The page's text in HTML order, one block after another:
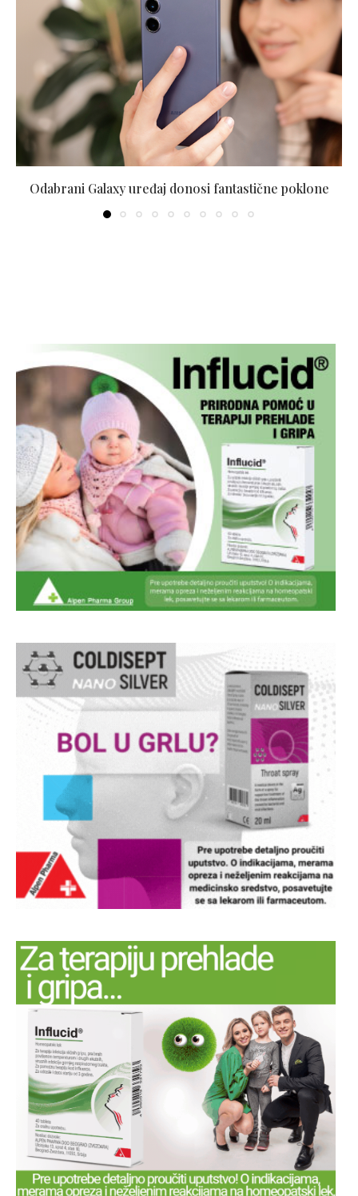
Odabrani Galaxy uređaj donosi fantastične poklone